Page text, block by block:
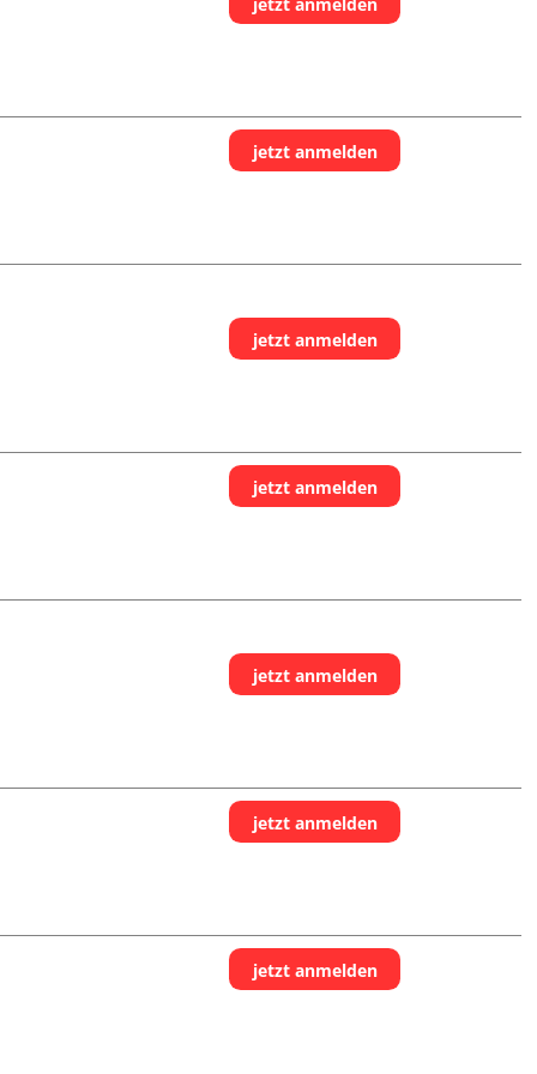
jetzt anmelden
jetzt anmelden
jetzt anmelden
jetzt anmelden
jetzt anmelden
jetzt anmelden